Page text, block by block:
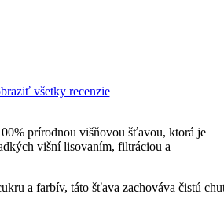
všetky recenzie
prírodnou višňovou šťavou, ktorá je
višní lisovaním, filtráciou a
a farbív, táto šťava zachováva čistú